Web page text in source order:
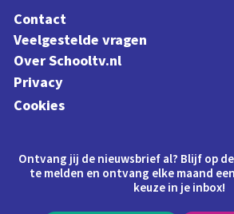
Contact
Veelgestelde vragen
Over Schooltv.nl
Privacy
Cookies
Ontvang jij de nieuwsbrief al? Blijf op
te melden en ontvang elke maand
keuze in je inbox!